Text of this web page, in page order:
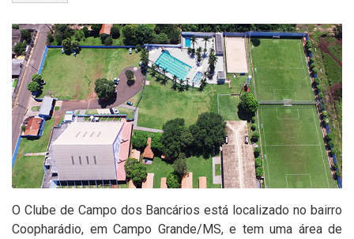
O Clube de Campo dos Bancários está localizado no bairro
Coopharádio, em Campo Grande/MS, e tem uma área de